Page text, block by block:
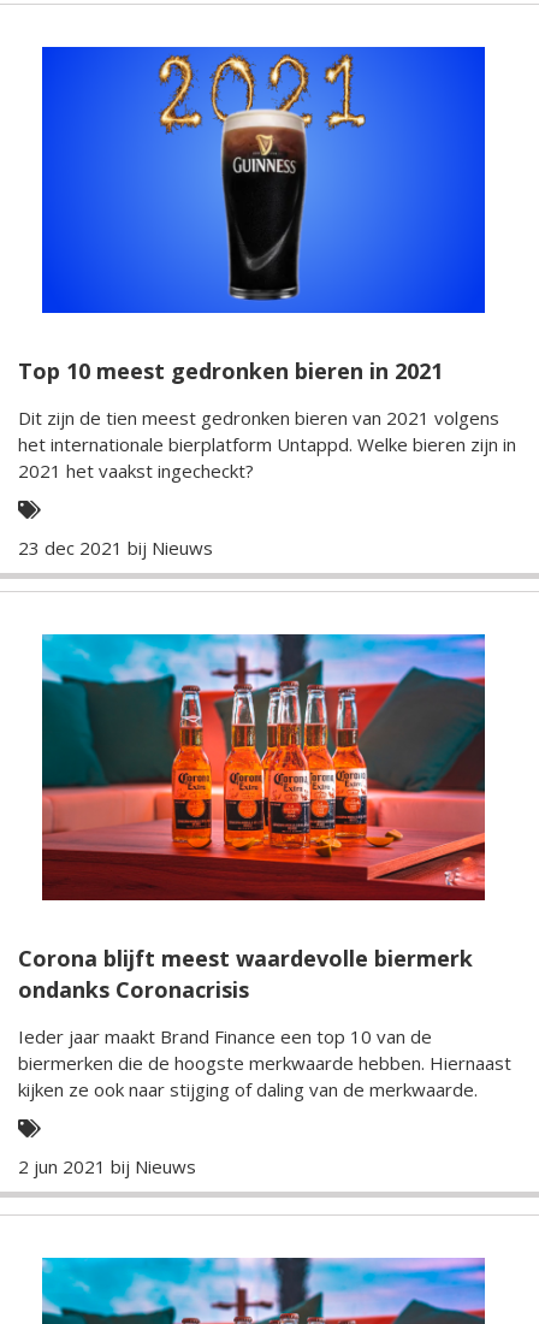
Top 10 meest gedronken bieren in 2021
Dit zijn de tien meest gedronken bieren van 2021 volgens
het internationale bierplatform Untappd. Welke bieren zijn in
2021 het vaakst ingecheckt?
23 dec 2021 bij Nieuws
Corona blijft meest waardevolle biermerk
ondanks Coronacrisis
Ieder jaar maakt Brand Finance een top 10 van de
biermerken die de hoogste merkwaarde hebben. Hiernaast
kijken ze ook naar stijging of daling van de merkwaarde.
2 jun 2021 bij Nieuws